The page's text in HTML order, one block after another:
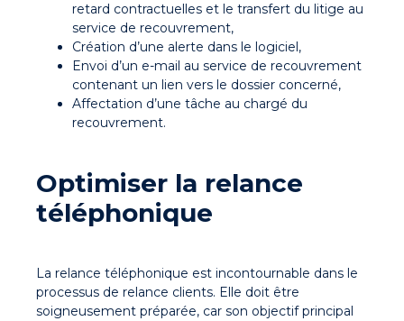
retard contractuelles et le transfert du litige au
service de recouvrement,
Création d’une alerte dans le logiciel,
Envoi d’un e-mail au service de recouvrement
contenant un lien vers le dossier concerné,
Affectation d’une tâche au chargé du
recouvrement.
Optimiser la relance
téléphonique
La relance téléphonique est incontournable dans le
processus de relance clients. Elle doit être
soigneusement préparée, car son objectif principal